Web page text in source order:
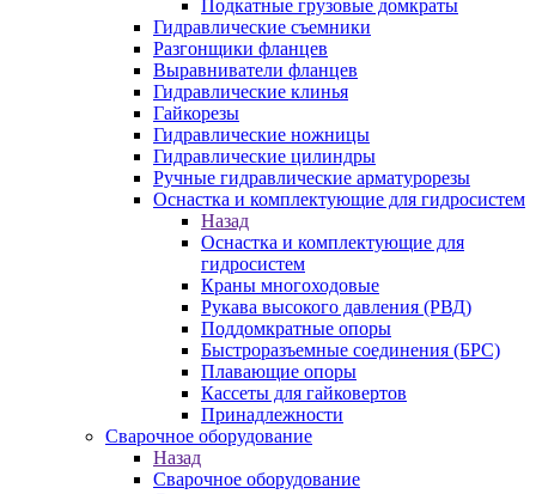
Подкатные грузовые домкраты
Гидравлические съемники
Разгонщики фланцев
Выравниватели фланцев
Гидравлические клинья
Гайкорезы
Гидравлические ножницы
Гидравлические цилиндры
Ручные гидравлические арматурорезы
Оснастка и комплектующие для гидросистем
Назад
Оснастка и комплектующие для
гидросистем
Краны многоходовые
Рукава высокого давления (РВД)
Поддомкратные опоры
Быстроразъемные соединения (БРС)
Плавающие опоры
Кассеты для гайковертов
Принадлежности
Сварочное оборудование
Назад
Сварочное оборудование